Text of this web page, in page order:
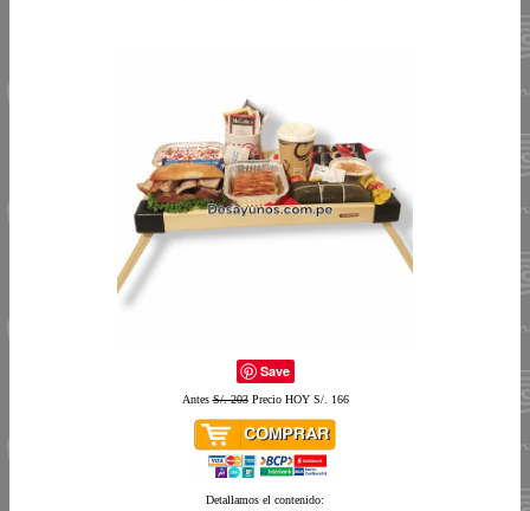
Save
AntesS/. 203Precio HOY S/. 166
Detallamos el contenido: